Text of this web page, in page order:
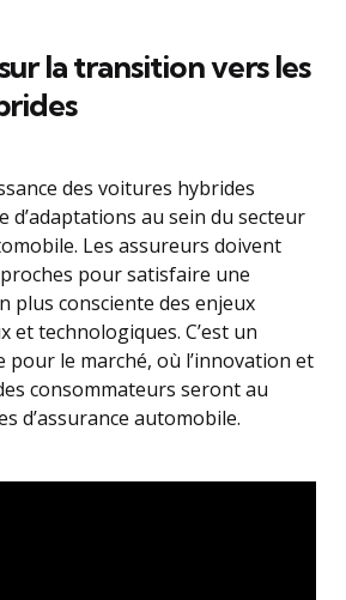
la transition vers les
des voitures hybrides
d’adaptations au sein du secteur
Les assureurs doivent
pour satisfaire une
plus consciente des enjeux
et technologiques. C’est un
pour le marché, où l’innovation et
consommateurs seront au
d’assurance automobile.